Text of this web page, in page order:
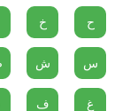
ح خ
س ش
غ ف